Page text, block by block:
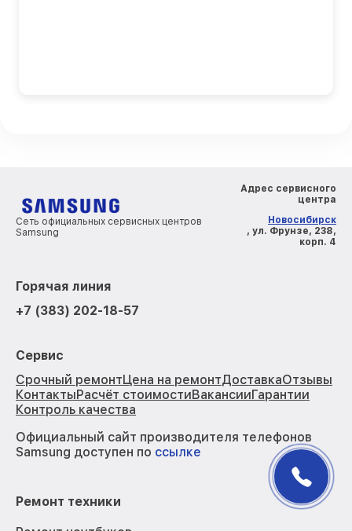
Сеть официальных сервисных центров
Samsung
Адрес сервисного
центра
Новосибирск
, ул. Фрунзе, 238,
корп. 4
Горячая линия
+7 (383) 202-18-57
Сервис
Срочный ремонтЦена на ремонтДоставкаОтзывы
КонтактыРасчёт стоимостиВакансииГарантии
Контроль качества
Официальный сайт производителя телефонов
Samsung доступен по ссылке
Ремонт техники